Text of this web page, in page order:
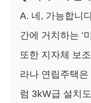
A. 네, 가능합니
간에 거치하는 ‘
또한 지자체 보
라나 연립주택
럼 3kW급 설치